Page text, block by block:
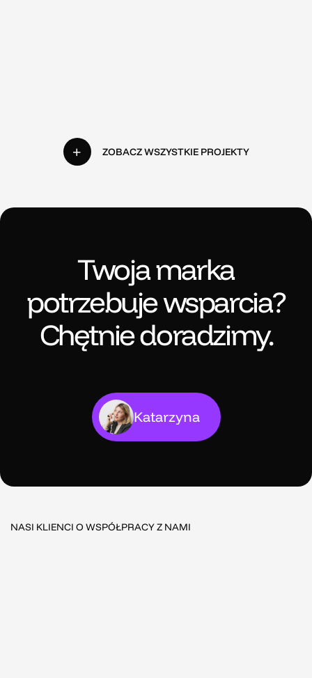
ZOBACZ WSZYSTKIE PROJEKTY
Twoja marka
potrzebuje wsparcia?
Chętnie doradzimy.
Katarzyna
NASI KLIENCI O WSPÓŁPRACY Z NAMI